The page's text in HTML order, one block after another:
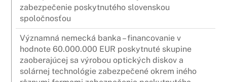
zabezpečenie poskytnutého slovenskou
spoločnosťou
Významná nemecká banka – financovanie v
hodnote 60.000.000 EUR poskytnuté skupine
zaoberajúcej sa výrobou optických diskov a
solárnej technológie zabezpečené okrem iného